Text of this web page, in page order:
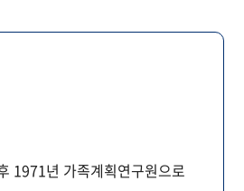
1971년 가족계획연구원으로